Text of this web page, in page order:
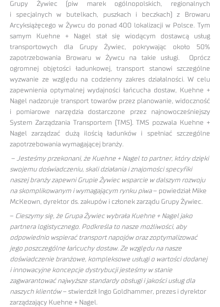
Grupy Żywiec (piw marek ogólnopolskich, regionalnych
i specjalnych w butelkach, puszkach i beczkach) z Browaru
Arcyksiążęcego w Żywcu do ponad 400 lokalizacji w Polsce. Tym
samym Kuehne + Nagel stał się wiodącym dostawcą usług
transportowych dla Grupy Żywiec, pokrywając około 50%
zapotrzebowania Browaru w Żywcu na takie usługi. Oprócz
ogromnej objętości ładunkowej, transport stanowi szczególne
wyzwanie ze względu na codzienny zakres działalności. W celu
zapewnienia optymalnej wydajności łańcucha dostaw, Kuehne +
Nagel nadzoruje transport towarów przez planowanie, widoczność
i pomiarowe narzędzia dostarczone przez najnowocześniejszy
System Zarządzania Transportem (TMS). TMS pozwala Kuehne +
Nagel zarządzać dużą ilością ładunków i spełniać szczególne
zapotrzebowania wymagającej branży.
– Jesteśmy przekonani, że Kuehne + Nagel to partner, który dzięki
swojemu doświadczeniu, skali działania i znajomości specyfiki
naszej branży zapewni Grupie Żywiec wsparcie w dalszym rozwoju
na skomplikowanym i wymagającym rynku piwa– powiedział Mike
McKeown, dyrektor ds. zakupów i członek zarządu Grupy Żywiec.
– Cieszymy się, że Grupa Żywiec wybrała Kuehne + Nagel jako
partnera logistycznego. Podkreśla to nasze możliwości, aby
odpowiednio wspierać transport napojów oraz zoptymalizować
jego poszczególne łańcuchy dostaw. Ze względu na nasze
doświadczenie branżowe, kompleksowe usługi o wartości dodanej
i innowacyjne koncepcje dystrybucji jesteśmy w stanie
zagwarantować najwyższe standardy obsługi i jakości usług dla
naszych klientów– stwierdził Ingo Goldhammer, prezes i dyrektor
zarządzający Kuehne + Nagel.